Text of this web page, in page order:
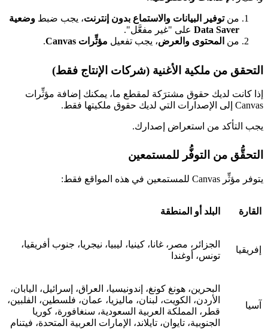
منتوفير البيانات والاستماع بدون إنترنت، يجب ضبط وضعية
Data Saver على "غير مفعَّل".
من المحتوى والعرض، يجب تفعيل مؤثِّرات Canvas .
التحقق من ملكية الأغنية (شركات الإنتاج فقط)
إذا كانت لديك حقوق مشترَكة لمقطع ما، يمكنك إضافة مؤثِّرات
Canvas إلى الإصدارات التي لديك حقوق ملكيتها فقط.
يجب التأكد من استعراض إصدارك.
التحقُّق من التوفُّر للمستمعين
يتوفر مؤثِّر Canvas للمستمعين في هذه المواقع فقط:
القارة البلد أو المنطقة
إفريقيا
الجزائر، مصر، غانا، كينيا، ليبيا، نيجريا، جنوب أفريقيا،
تونس، أوغندا
آسيا
البحرين، هونغ كونغ، إندونيسيا، العراق، إسرائيل، اليابان،
الأردن، الكويت، لبنان، ماليزيا، عمان، فلسطين، الفلبين،
قطر، المملكة العربية السعودية، سنغافورة، كوريا
الجنوبية، تايوان، تايلاند، الإمارات العربية المتحدة، فيتنام